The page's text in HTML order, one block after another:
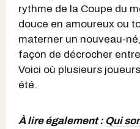
rythme de la Coupe du
douce en amoureux ou
materner un nouveau-
façon de décrocher
Voici où plusieurs
été.
À lire également : Qui